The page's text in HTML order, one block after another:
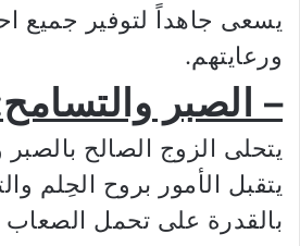
يسعى جاهداً لتوفير جميع
ورعايتهم.
– الصبر
يتحلى الزوج الصالح
يتقبل الأمور بروح الحِلم
بالقدرة على تحمل الصعاب